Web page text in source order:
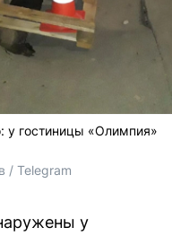
у гостиницы «Олимпия»
/ Telegram
у